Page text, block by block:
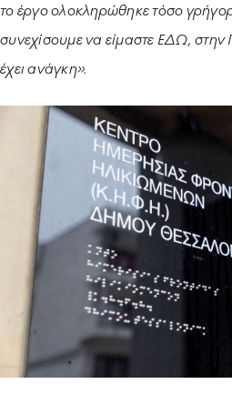
το έργο ολοκληρώθηκε τόσο
συνεχίσουμε να είμαστε ΕΔΩ,
έχει ανάγκη».